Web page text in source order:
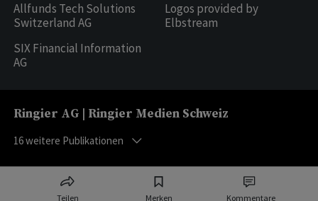
Teilen Merken Kommentare
Allfunds Tech Solutions
Switzerland AG
SIX Financial Information
AG
Logos provided by
Elbstream
Ringier AG | Ringier Medien Schweiz
16weitere Publikationen